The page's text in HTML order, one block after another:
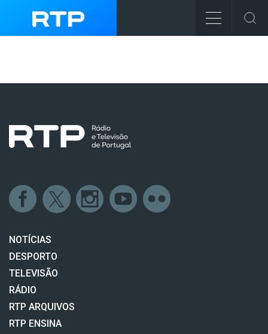
NOTÍCIAS
DESPORTO
TELEVISÃO
RÁDIO
RTP ARQUIVOS
RTP ENSINA